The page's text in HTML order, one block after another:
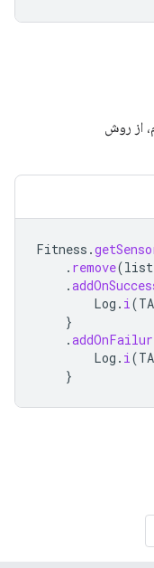
از روش
Fitness .
. remove(
.
Log . i(
}
.
Log . i(
}